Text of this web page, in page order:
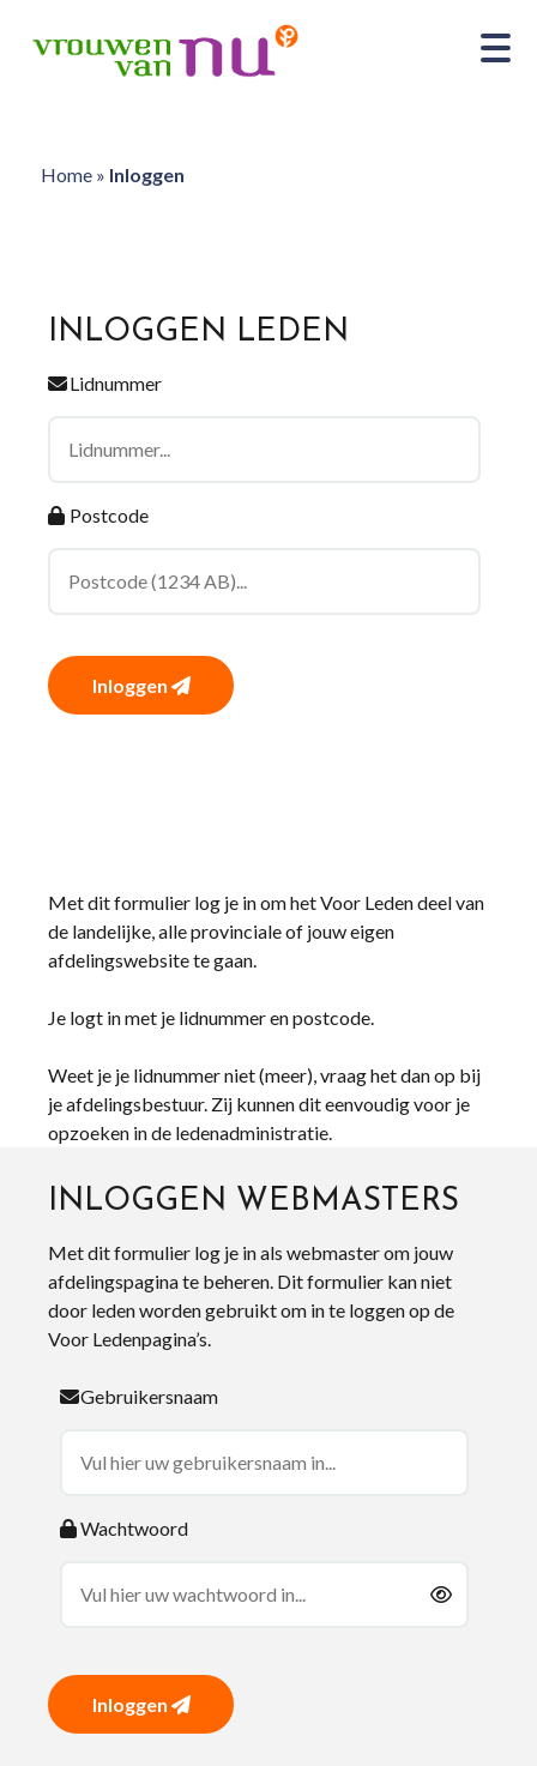
Home» Inloggen
INLOGGEN LEDEN
Lidnummer
Postcode
Inloggen
Met dit formulier log je in om het Voor Leden deel van
de landelijke, alle provinciale of jouw eigen
afdelingswebsite te gaan.
Je logt in met je lidnummer en postcode.
Weet je je lidnummer niet (meer), vraag het dan op bij
je afdelingsbestuur. Zij kunnen dit eenvoudig voor je
opzoeken in de ledenadministratie.
INLOGGEN WEBMASTERS
Met dit formulier log je in als webmaster om jouw
afdelingspagina te beheren. Dit formulier kan niet
door leden worden gebruikt om in te loggen op de
Voor Ledenpagina’s.
Gebruikersnaam
Wachtwoord
Inloggen